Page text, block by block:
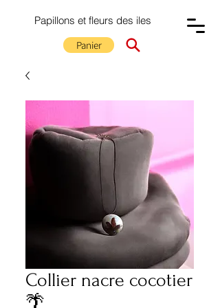
Papillons et fleurs des iles
Panier
Collier nacre cocotier
🌴